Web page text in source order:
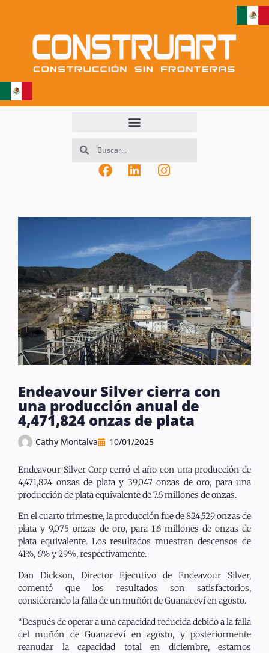
Endeavour Silver cierra con
una producción anual de
4,471,824 onzas de plata
Cathy Montalva 10/01/2025
Endeavour Silver Corp cerró el año con una producción de
4,471,824 onzas de plata y 39,047 onzas de oro, para una
producción de plata equivalente de 7.6 millones de onzas.
En el cuarto trimestre, la producción fue de 824,529 onzas de
plata y 9,075 onzas de oro, para 1.6 millones de onzas de
plata equivalente. Los resultados muestran descensos de
41%, 6% y 29%, respectivamente.
Dan Dickson, Director Ejecutivo de Endeavour Silver,
comentó que los resultados son satisfactorios,
considerando la falla de un muñón de Guanaceví en agosto.
“Después de operar a una capacidad reducida debido a la falla
del muñón de Guanaceví en agosto, y posteriormente
reanudar la capacidad total en diciembre, estamos